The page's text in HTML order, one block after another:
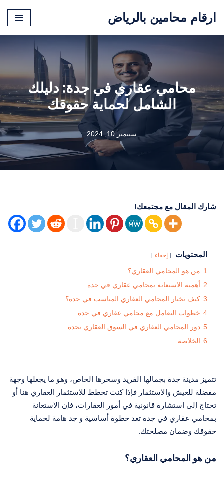
تخطى
ارقام محامين بالرياض
محامي عقاري في جدة: دليلك
الشامل لحماية حقوقك
سبتمبر 10, 2024
شارك المقال مع مجتمعك!
المحتويات إخفاء
1 من هو المحامي العقاري؟
2
أهمية الاستعانة بمحامي عقاري في جدة
3 كيف تختار المحامي العقاري المناسب في جدة؟
4 خطوات التعامل مع محامي عقاري في جدة
5 دور المحامي العقاري في السوق العقاري بجدة
6
الخلاصة
تتميز مدينة جدة بجمالها الفريد وسحرها الخاص، وهو ما يجعلها وجهة
مفضلة للعيش والاستثمار فإذا كنت تخطط للاستثمار العقاري هنا أو
تحتاج إلى استشارة قانونية في أمور العقارات، فإن الاستعانة
بمحامي عقاري في جدة تعد خطوة أساسية و جد هامة لحماية
حقوقك وضمان مصلحتك.
من هو المحامي العقاري؟